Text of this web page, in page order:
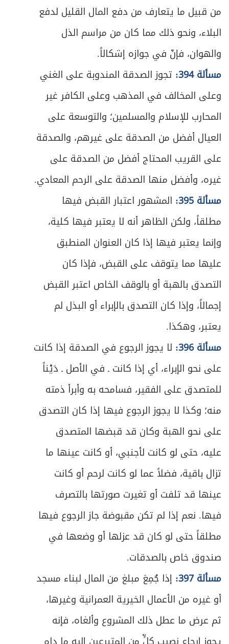
من قبيل ما يتعارف من دفع المال القليل لدفع
البلاء، ونحو ذلك مما كان من مراسم الذل
والهوان، فإنّ في جوازه إشكالاً.
مسألة 394:
تجوز الصدقة المندوبة على الغني
وعلى المخالف في المذهب وعلى الكافر غير
المحارب للإسلام والمسلمين؛ والتوسعة على
العيال أفضل من الصدقة على غيرهم، والصدقة
على القريب المحتاج أفضل من الصدقة على
غيره، وأفضل منها الصدقة على الرحم المعادي.
مسألة 395:
المشهور اعتبار القبض فيها
مطلقاً، ولكن الظاهر أنه لا يعتبر فيها كلية،
وإنما يعتبر فيها إذا كان العنوان المنطبق
عليها مما يتوقف على القبض، فإذا كان
التصدق بالهبة أو بالوقف الخاص اعتبر القبض
إجمالاً، وإذا كان التصدق بالإبراء أو البذل لم
يعتبر، وهكذا.
مسألة 396:
لا يجوز الرجوع في الصدقة إذا كانت
على نحو الإبراء، أي إذا كانت ـ في الأصل ـ دَيْناً
للمتصدق على الفقير، فسامحه به وأبرأ ذمته
منه؛ وكذا لا يجوز الرجوع فيها إذا كان التصدق
على نحو الهبة وكان قد قبضها المتصدق
عليه، حتى لو كانت لأجنبي، أو كانت عينها ما
تزال باقية، فضلاً عما لو كانت لرحم أو كانت
عينها قد تلفت أو تغيرت صورتها بالتصرف
فيها. نعم إذا لم تكن مقبوضة جاز الرجوع فيها
مطلقاً حتى لو كان قد عزلها أو وضعها في
صندوق خاص بالصدقات.
مسألة 397:
إذا جُمِعَ مبلغ من المال لبناء مسجد
أو غيره من الأعمال الخيرية العمرانية وغيرها،
ثم عرض ما عطل ذلك المشروع وألغاه، فإنه
383 المبحث الأول ـ في أقسام الوقف وصيغته
ص
384 المطلب الأول ـ في أقسام الوقف
ص
386 المطلب الثاني ـ في أركان الوقف
393 المطلب الثالث ـ في أثر الوقف ولزومه
ص المطلب الرابع ـ في ما يثبت به الوقف
395 المبحث الثاني ـ في الواقف
ص
396 المبحث الثالث ـ في العين الموقوفة
ص 398 المبحث الرابع ـ في الموقوف عليه
402 المبحث الخامس ـ في كيفية التصرف في الوقف
ص
403 المطلب الأول ـ في ولي الوقف
ص
406 المطلب الثاني ـ في كيفيّة التصرف
ص
414
المطلب الثالث ـ في حكم خراب الوقف وموارد
421 الفصل الثاني في التحبيس وأخواته
ص
426 المقصد الثالث في المعاوضات
427
428 المطلب الأول ـ في آداب التجارة
ص429 المطلب الثاني ـ في ما يحرم الاتجار به
436 المطلب الثالث ـ في ما يحرم فعله حين الاتجار
440 الباب الأول في البيع
ص 441 الفصل الأول في عقد البيع
443 المبحث الأول ـ في التعريف والصيغة
ص
446 المبحث الثاني ـ في شروط المتعاقدين